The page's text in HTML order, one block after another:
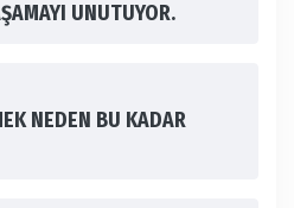
UNUTUYOR.
NEDEN BU KADAR